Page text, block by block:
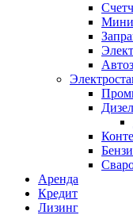
Аренда
Кредит
Лизинг